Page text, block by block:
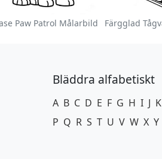
Paw Patrol Målarbild
Bläddra alfabetiskt
A B C D E F G H I J K
P Q R S T U V W X Y